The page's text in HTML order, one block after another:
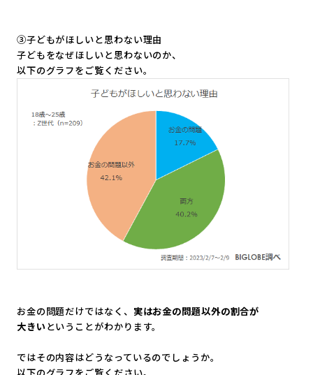
③子どもがほしいと思わない理由
子どもをなぜほしいと思わないのか、
以下のグラフをご覧ください。
お金の問題だけではなく、 実はお金の問題以外の割合が
大きいということがわかります。
ではその内容はどうなっているのでしょうか。
以下のグラフをご覧ください。